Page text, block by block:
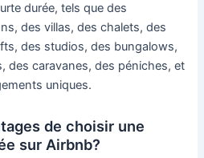
durée, tels que des
des villas, des chalets, des
des studios, des bungalows,
des caravanes, des péniches, et
uniques.
de choisir une
sur Airbnb?